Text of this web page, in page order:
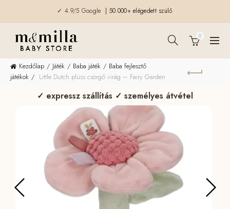
✓ 4.9/5 Google | 50.000+ elégedett szülő
0
Kezdőlap Játék Baba játék
Baba fejlesztő
játékok
Little Dutch plüss csörgő virág – Fairy Garden
✓ expressz szállítás ✓ személyes átvétel